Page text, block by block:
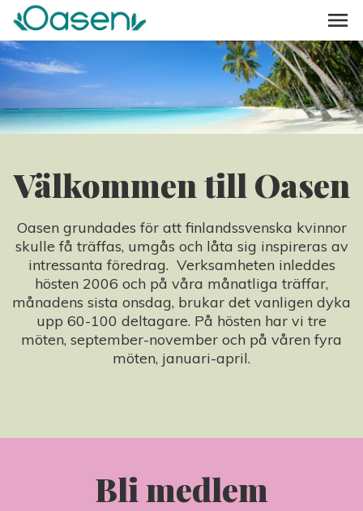
Välkommen till Oasen
Oasen grundades för att finlandssvenska kvinnor
skulle få träffas, umgås och låta sig inspireras av
intressanta föredrag. Verksamheten inleddes
hösten 2006 och på våra månatliga träffar,
månadens sista onsdag, brukar det vanligen dyka
upp 60-100 deltagare. På hösten har vi tre
möten, september-november och på våren fyra
möten, januari-april.
Bli medlem